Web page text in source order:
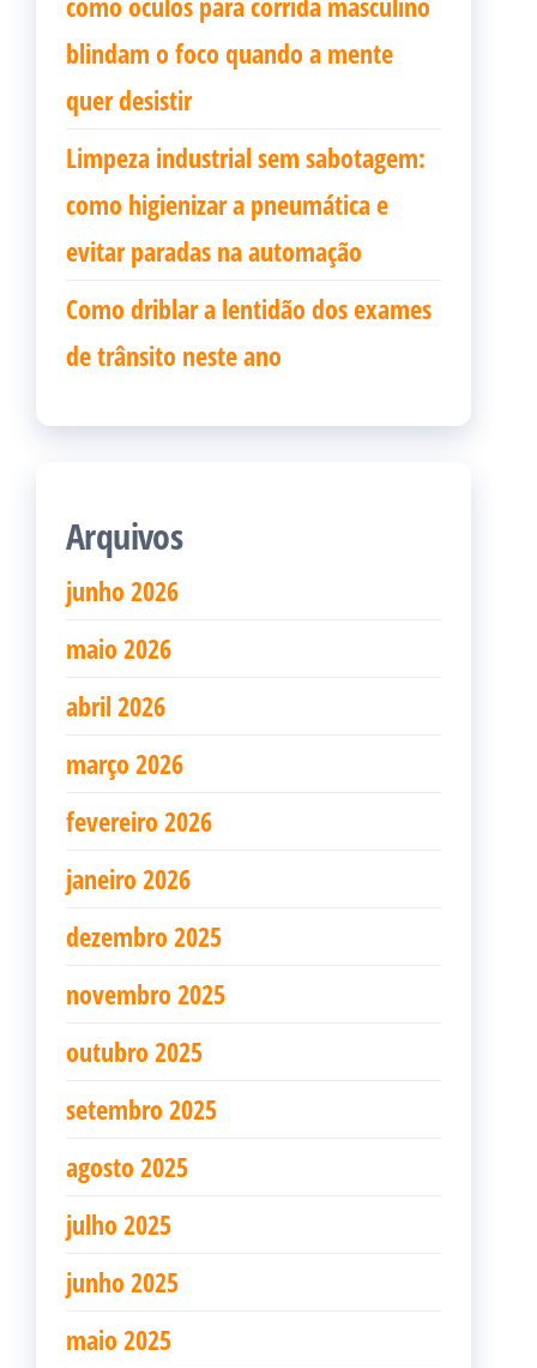
blindam o foco quando a mente
quer desistir
Limpeza industrial sem sabotagem:
como higienizar a pneumática e
evitar paradas na automação
Como driblar a lentidão dos exames
de trânsito neste ano
Arquivos
junho 2026
maio 2026
abril 2026
março 2026
fevereiro 2026
janeiro 2026
dezembro 2025
novembro 2025
outubro 2025
setembro 2025
agosto 2025
julho 2025
junho 2025
maio 2025